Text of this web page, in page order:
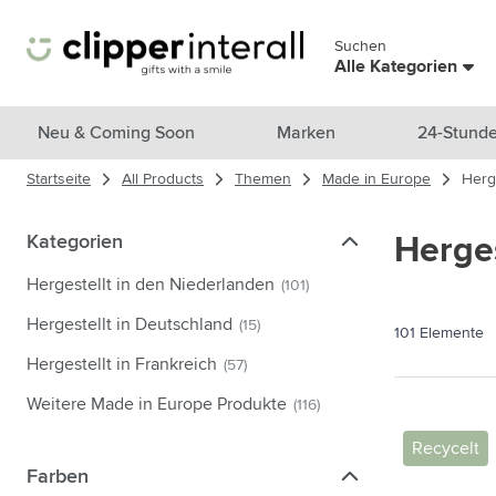
Menü überspringen
Suchen
Alle Kategorien
Alle Produkte anzeigen
Neu & Ausgewählt
Untermenü für Kategorie
Themen
Trinkgefäße
Taschen & Reisen
Kochen & Wohnen
Untermenü für Kategorie
Untermenü für Kategorie
Neu & Coming Soon Marken 24-
Startseite All Products Themen Made in Europe
Kategorien
Kategorien
Hergestellt in den Niederlanden (101)
Hergestellt in Deutschland (15)
Hergestellt in Frankreich (57)
Weitere Made in Europe Produkte (116)
Farben
Farben
101 Elemente
Recycelt